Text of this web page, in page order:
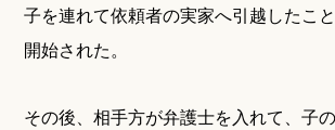
子を連れて依頼者の実家へ引越したこ
開始された。
その後、相手方が弁護士を入れて、子